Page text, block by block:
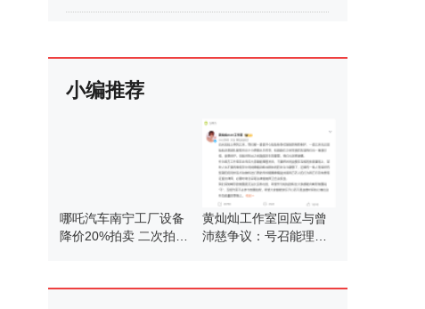
小编推荐
哪吒汽车南宁工厂设备
降价20%拍卖 二次拍卖
黄灿灿工作室回应与曾
沛慈争议：号召能理智